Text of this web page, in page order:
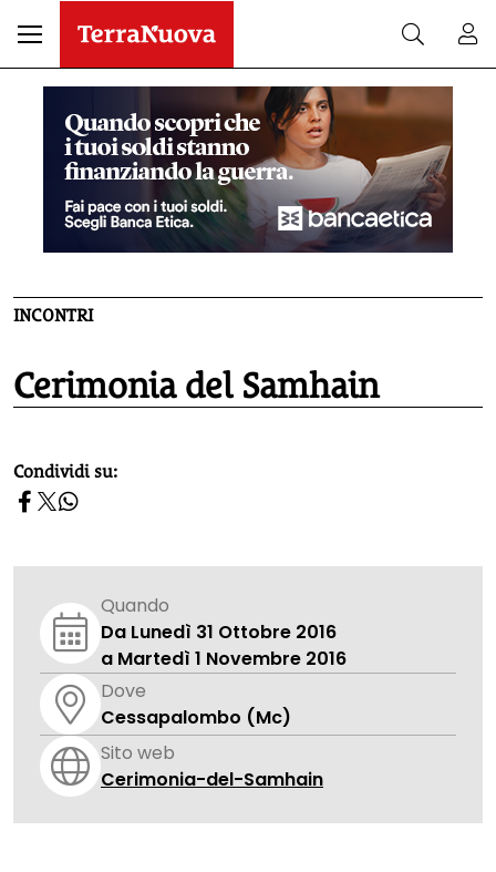
INCONTRI
Cerimonia del Samhain
homepage h2
Condividi su:
Quando
Da Lunedì 31 Ottobre 2016
a Martedì 1 Novembre 2016
Dove
Cessapalombo (Mc)
Sito web
Cerimonia-del-Samhain